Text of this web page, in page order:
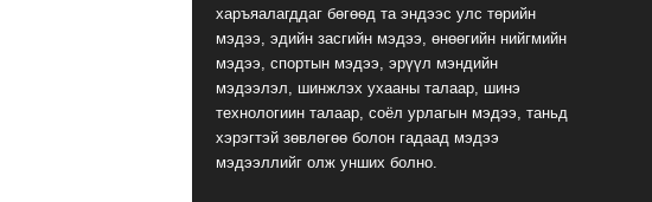
харъяалагддаг бөгөөд та эндээс улс төрийн
мэдээ, эдийн засгийн мэдээ, өнөөгийн нийгмийн
мэдээ, спортын мэдээ, эрүүл мэндийн
мэдээлэл, шинжлэх ухааны талаар, шинэ
технологиин талаар, соёл урлагын мэдээ, таньд
хэрэгтэй зөвлөгөө болон гадаад мэдээ
мэдээллийг олж унших болно.